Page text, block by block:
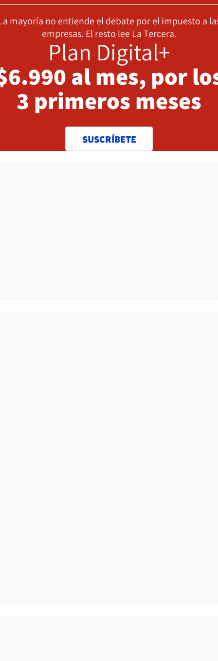
mayoría no entiende el debate por el impuesto a
empresas. El resto lee La Tercera.
Plan Digital+
al mes, por
3 primeros meses
SUSCRÍBETE